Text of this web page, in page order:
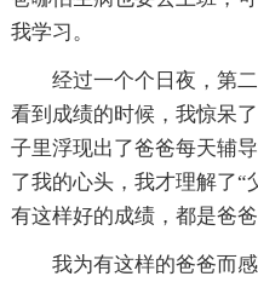
我学习。
经过一个个日夜，第
看到成绩的时候，我惊呆
子里浮现出了爸爸每天辅
了我的心头，我才理解了“
有这样好的成绩，都是爸爸
我为有这样的爸爸而感